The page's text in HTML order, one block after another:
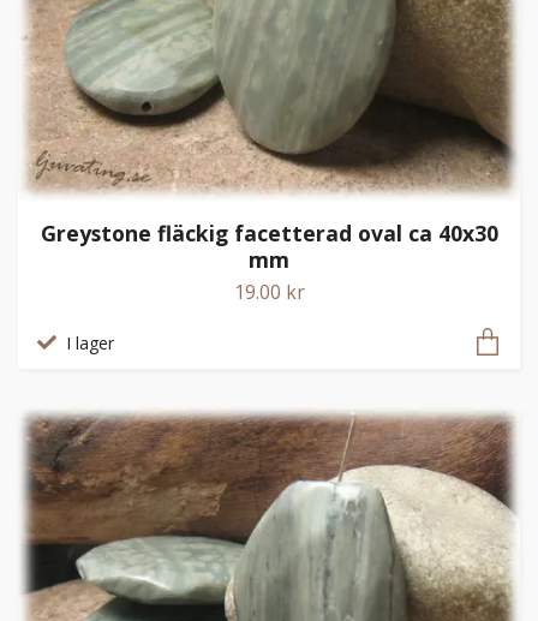
Greystone fläckig facetterad oval ca 40x30
mm
19.00 kr
I lager